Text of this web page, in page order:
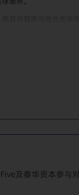
权权益相关事宜提供法
公司，为其向某中国A
其100%出售旗下一家
事务提供法律服务。
与某大型跨国医药公
竞标方式参与对某境内
及春华资本参与